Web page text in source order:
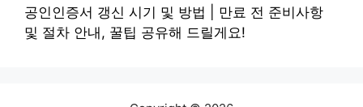
공인인증서 갱신 시기 및 방법 | 만료 전 준비사항
및 절차 안내, 꿀팁 공유해 드릴게요!